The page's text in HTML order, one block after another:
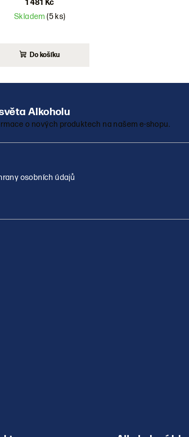
1 481 Kč
Skladem(5 ks)
Do košíku
o nových produktech na našem e-shopu.
osobních údajů